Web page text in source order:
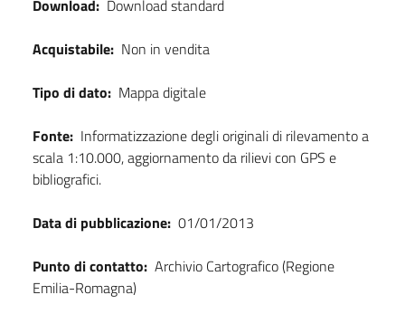
Download: Download standard
Acquistabile: Non in vendita
Tipo di dato: Mappa digitale
Fonte: Informatizzazione degli originali di rilevamento a
scala 1:10.000, aggiornamento da rilievi con GPS e
bibliografici.
Data di pubblicazione: 01/01/2013
Punto di contatto: Archivio Cartografico (Regione
Emilia-Romagna)